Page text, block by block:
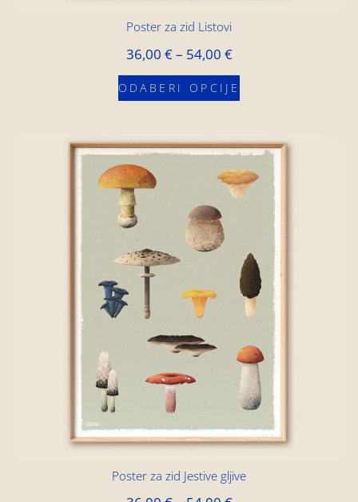
Poster za zid Listovi
36,00 €– 54,00 €
ODABERI OPCIJE
Poster za zid Jestive gljive